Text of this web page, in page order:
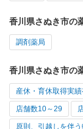
香川県さぬき市の
調剤薬局
香川県さぬき市の
産休・育休取得実績
店舗数10～29
原則、引越しを伴う